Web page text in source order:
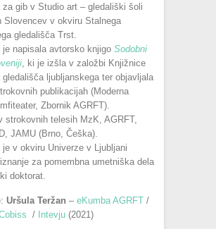
za gib v Studio art – gledališki šoli
Slovencev v okviru Stalnega
gledališča Trst.
je napisala avtorsko knjigo Sodobni
, ki je izšla v založbi Knjižnice
gledališča ljubljanskega ter objavljala
publikacijah (Moderna
Zbornik AGRFT).
strokovnih telesih MzK, AGRFT,
JAMU (Brno, Češka).
je v okviru Univerze v Ljubljani
za pomembna umetniška dela
doktorat.
Uršula Teržan – eKumba AGRFT /
/ Intevju (2021)